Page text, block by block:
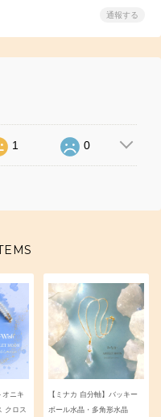
通報する
1 0
オニキ
クロス
【ミナカ 自分軸】バッキー
ボール水晶・多角形水晶